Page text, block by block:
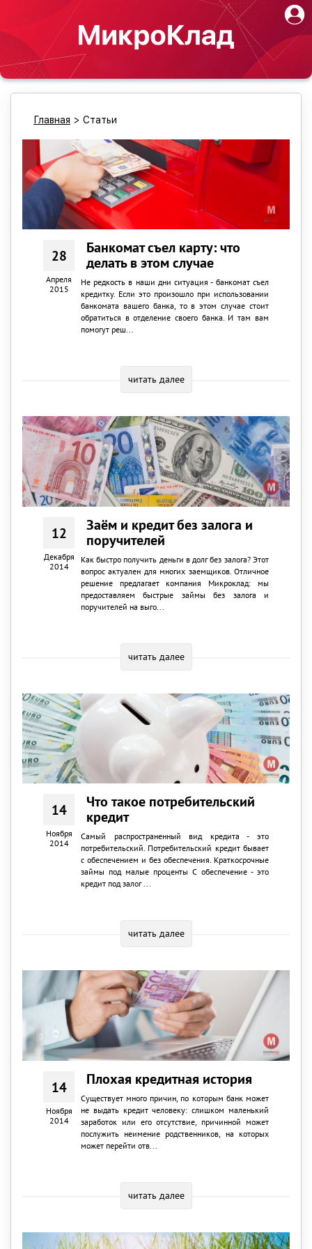
Главная > Статьи
28
Апреля
2015
Банкомат съел карту: что
делать в этом случае
Не редкость в наши дни ситуация - банкомат съел
кредитку. Если это произошло при использовании
банкомата вашего банка, то в этом случае стоит
обратиться в отделение своего банка. И там вам
помогут реш...
читать далее
12
Декабря
2014
Заём и кредит без залога и
поручителей
Как быстро получить деньги в долг без залога? Этот
вопрос актуален для многих заемщиков. Отличное
решение предлагает компания Микроклад: мы
предоставляем быстрые займы без залога и
поручителей на выго...
читать далее
14
Ноября
2014
Что такое потребительский
кредит
Самый распространенный вид кредита - это
потребительский. Потребительский кредит бывает
с обеспечением и без обеспечения. Краткосрочные
займы под малые проценты С обеспечение - это
кредит под залог ...
читать далее
14
Ноября
2014
Плохая кредитная история
Существует много причин, по которым банк может
не выдать кредит человеку: слишком маленький
заработок или его отсутствие, причинной может
послужить неимение родственников, на которых
может перейти отв...
читать далее